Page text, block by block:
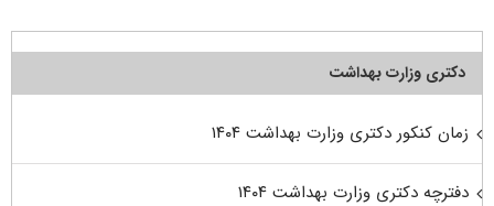
دکتری وزارت بهداشت
زمان کنکور دکتری وزارت بهداشت ۱۴۰۴
دفترچه دکتری وزارت بهداشت ۱۴۰۴